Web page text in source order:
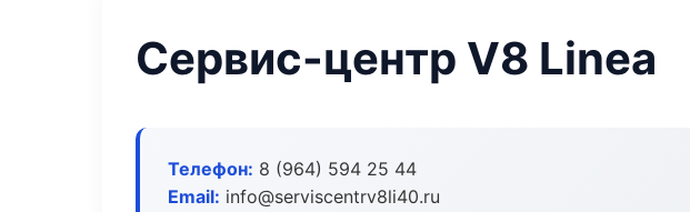
Сервис-центр V8 Linea
Телефон: 8 (964) 594 25 44
Email: info@serviscentrv8li40.ru